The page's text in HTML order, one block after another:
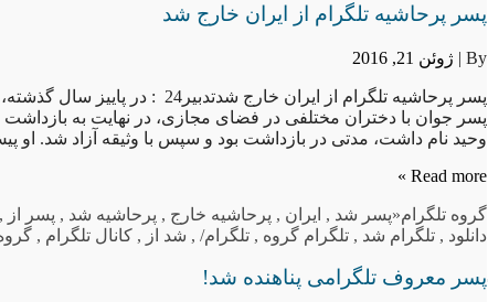
پسر پرحاشیه تلگرام از ایران خارج شد
By | ژوئن 21, 2016
پسر پرحاشیه تلگرام از ایران خارج
پسر جوان با دختران مختلفی در فضای مجازی، در نهایت به
وحید نام داشت، مدتی در بازداشت بود و سپس با وثیقه آزاد شد. او
Read more »
گروه تلگرام«پسر شد , ایران , پرحاشیه خارج , پرحاشیه شد , پسر از ,
دانلود , تلگرام شد , تلگرام گروه , تلگرام/, شد از , کانال تلگرام ,
پسر معروف تلگرامی پناهنده شد!